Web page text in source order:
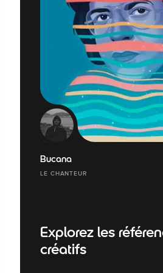
Bucana
LE CHANTEUR
Explorez les
créatifs